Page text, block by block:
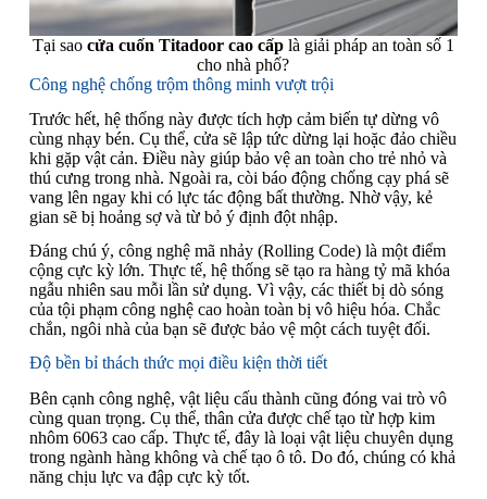
Tại sao cửa cuốn Titadoor cao cấplà giải pháp an toàn số 1
cho nhà phố?
Công nghệ chống trộm thông minh vượt trội
Trước hết, hệ thống này được tích hợp cảm biến tự dừng vô
cùng nhạy bén. Cụ thể, cửa sẽ lập tức dừng lại hoặc đảo chiều
khi gặp vật cản. Điều này giúp bảo vệ an toàn cho trẻ nhỏ và
thú cưng trong nhà. Ngoài ra, còi báo động chống cạy phá sẽ
vang lên ngay khi có lực tác động bất thường. Nhờ vậy, kẻ
gian sẽ bị hoảng sợ và từ bỏ ý định đột nhập.
Đáng chú ý, công nghệ mã nhảy (Rolling Code) là một điểm
cộng cực kỳ lớn. Thực tế, hệ thống sẽ tạo ra hàng tỷ mã khóa
ngẫu nhiên sau mỗi lần sử dụng. Vì vậy, các thiết bị dò sóng
của tội phạm công nghệ cao hoàn toàn bị vô hiệu hóa. Chắc
chắn, ngôi nhà của bạn sẽ được bảo vệ một cách tuyệt đối.
Độ bền bỉ thách thức mọi điều kiện thời tiết
Bên cạnh công nghệ, vật liệu cấu thành cũng đóng vai trò vô
cùng quan trọng. Cụ thể, thân cửa được chế tạo từ hợp kim
nhôm 6063 cao cấp. Thực tế, đây là loại vật liệu chuyên dụng
trong ngành hàng không và chế tạo ô tô. Do đó, chúng có khả
năng chịu lực va đập cực kỳ tốt.